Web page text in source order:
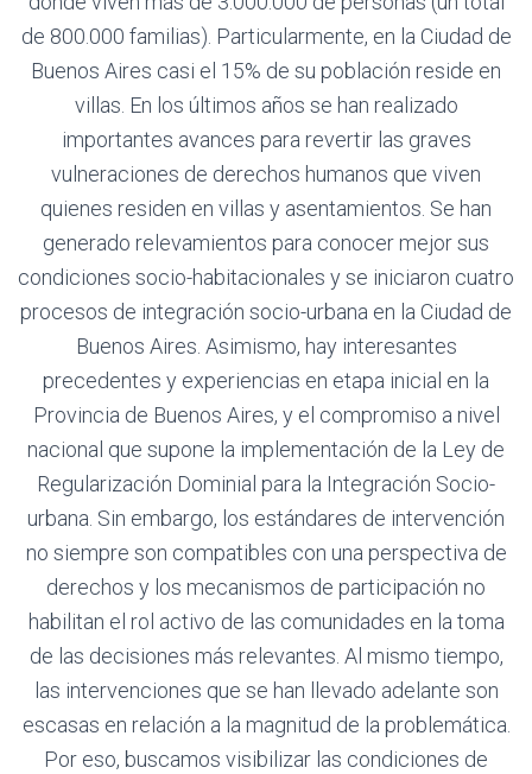
de 800.000 familias). Particularmente, en la Ciudad de
Buenos Aires casi el 15% de su población reside en
villas. En los últimos años se han realizado
importantes avances para revertir las graves
vulneraciones de derechos humanos que viven
quienes residen en villas y asentamientos. Se han
generado relevamientos para conocer mejor sus
condiciones socio-habitacionales y se iniciaron cuatro
procesos de integración socio-urbana en la Ciudad de
Buenos Aires. Asimismo, hay interesantes
precedentes y experiencias en etapa inicial en la
Provincia de Buenos Aires, y el compromiso a nivel
nacional que supone la implementación de la Ley de
Regularización Dominial para la Integración Socio-
urbana. Sin embargo, los estándares de intervención
no siempre son compatibles con una perspectiva de
derechos y los mecanismos de participación no
habilitan el rol activo de las comunidades en la toma
de las decisiones más relevantes. Al mismo tiempo,
las intervenciones que se han llevado adelante son
escasas en relación a la magnitud de la problemática.
Por eso, buscamos visibilizar las condiciones de